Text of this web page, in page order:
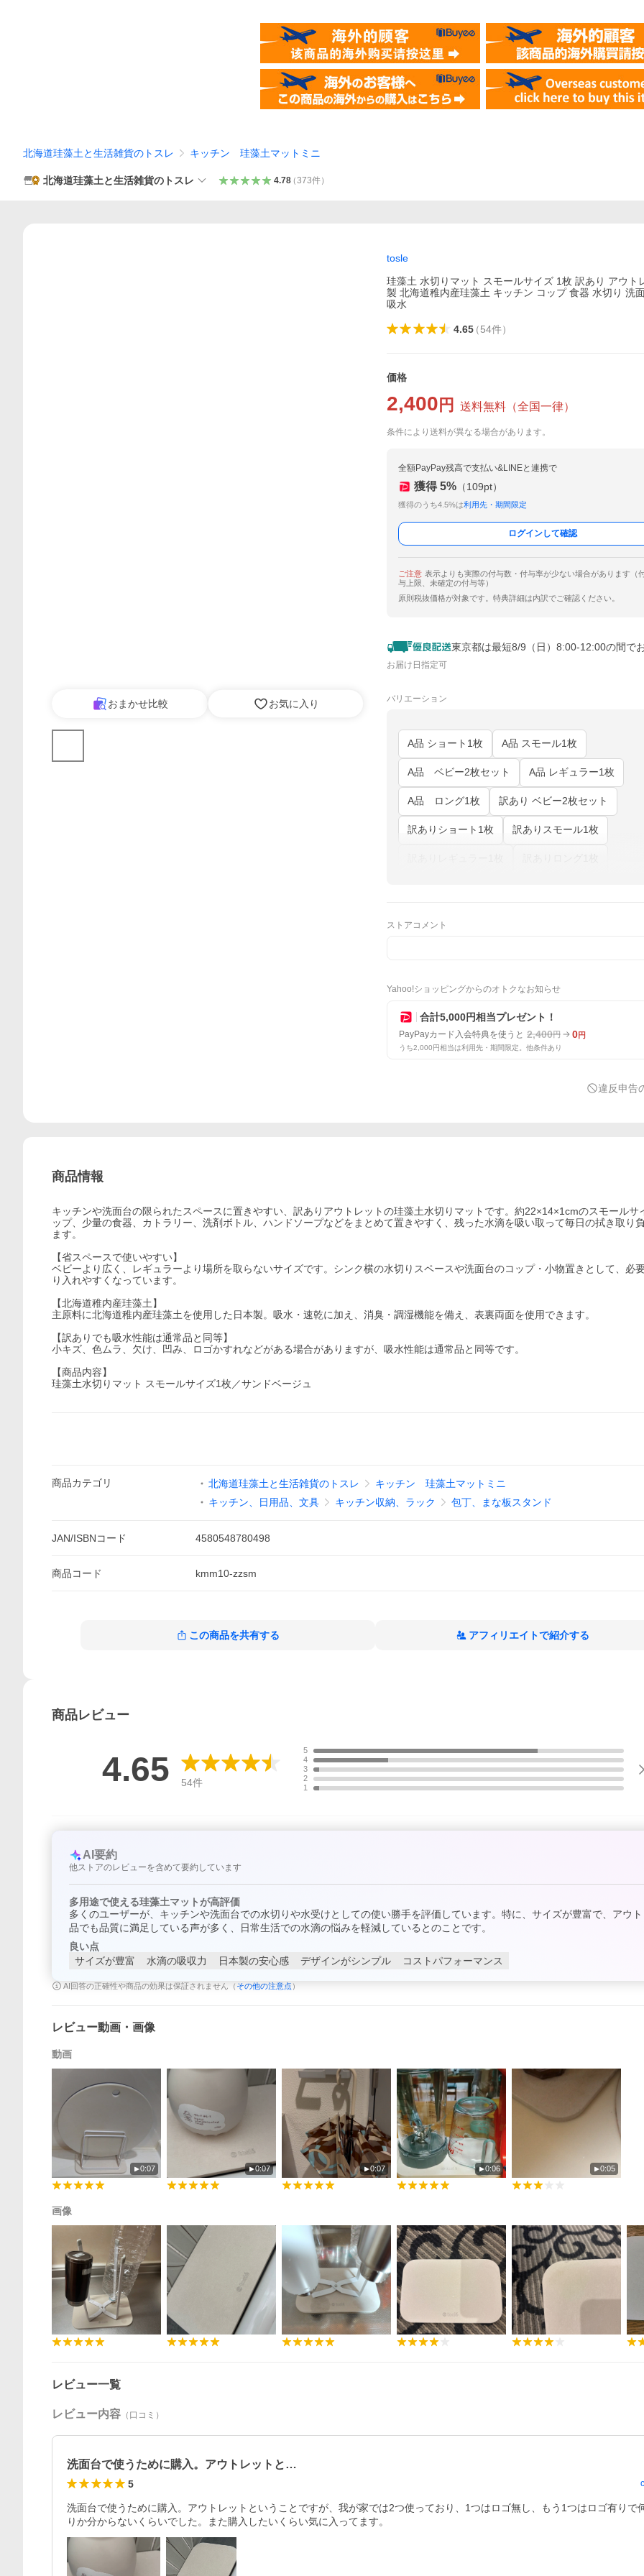
北海道珪藻土と生活雑貨のトスレ キッチン 珪藻土マットミニ
北海道珪藻土と生活雑貨のトスレ 4.78（373件）
おまかせ比較 お気に入り
tosle
珪藻土 水切りマット スモールサイズ 1枚 訳あり アウト
製 北海道稚内産珪藻土 キッチン コップ 食器 水切り 洗
吸水
4.65（54件）
価格
2,400 円 送料無料 （全国一律）
条件により送料が異なる場合があります。
全額PayPay残高で支払い&LINEと連携で
獲得 5% （109pt）
獲得のうち4.5%は利用先・期間限定
ログインして確認
ご注意 表示よりも実際の付与数・付与率が少ない場合があります（
与上限、未確定の付与等）
原則税抜価格が対象です。特典詳細は内訳でご確認ください。
東京都は最短8/9（日）8:00-12:00の間で
お届け日指定可
バリエーション
A品 ショート1枚 A品 スモール1枚
A品 ベビー2枚セット A品 レギュラー1枚
A品 ロング1枚 訳あり ベビー2枚セット
訳ありショート1枚 訳ありスモール1枚
ストアコメント
Yahoo!ショッピングからのオトクなお知らせ
合計5,000円相当プレゼント！
PayPayカード入会特典を使うと 2,400円 0円
うち2,000円相当は利用先・期間限定。他条件あり
違反申告
商品情報
キッチンや洗面台の限られたスペースに置きやすい、訳ありアウトレットの珪藻土水切りマットです。約22×14×1cmのスモールサ
ップ、少量の食器、カトラリー、洗剤ボトル、ハンドソープなどをまとめて置きやすく、残った水滴を吸い取って毎日の拭き取り
ます。
【省スペースで使いやすい】
ベビーより広く、レギュラーより場所を取らないサイズです。シンク横の水切りスペースや洗面台のコップ・小物置きとして、必
り入れやすくなっています。
【北海道稚内産珪藻土】
主原料に北海道稚内産珪藻土を使用した日本製。吸水・速乾に加え、消臭・調湿機能を備え、表裏両面を使用できます。
【訳ありでも吸水性能は通常品と同等】
小キズ、色ムラ、欠け、凹み、ロゴかすれなどがある場合がありますが、吸水性能は通常品と同等です。
【商品内容】
珪藻土水切りマット スモールサイズ1枚／サンドベージュ
商品カテゴリ 北海道珪藻土と生活雑貨のトスレ
キッチン 珪藻土マットミニ
キッチン、日用品、文具
キッチン収納、ラック 包丁、まな板スタンド
JAN/ISBNコード 4580548780498
商品コード kmm10-zzsm
この商品を共有する アフィリエイトで紹介する
商品レビュー
4.65 54件
5
4
3
2
1
AI要約
他ストアのレビューを含めて要約しています
多用途で使える珪藻土マットが高評価
多くのユーザーが、キッチンや洗面台での水切りや水受けとしての使い勝手を評価しています。特に、サイズが豊富で、アウ
品でも品質に満足している声が多く、日常生活での水滴の悩みを軽減しているとのことです。
良い点
サイズが豊富
水滴の吸収力 日本製の安心感 デザインがシンプル コストパフォーマンス
AI回答の正確性や商品の効果は保証されません（ その他の注意点 ）
レビュー動画・画像
動画
0:07 0:07 0:07 0:06 0:05
画像
レビュー一覧
レビュー内容 （口コミ）
洗面台で使うために購入。アウトレットと…
5
洗面台で使うために購入。アウトレットということですが、我が家では2つ使っており、1つはロゴ無し、もう1つはロゴ有りで
りか分からないくらいでした。また購入したいくらい気に入ってます。